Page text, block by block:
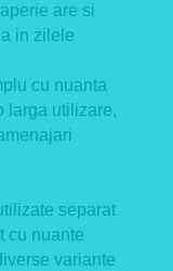
are si
in zilele
cu nuanta
larga utilizare,
separat
cu nuante
variante